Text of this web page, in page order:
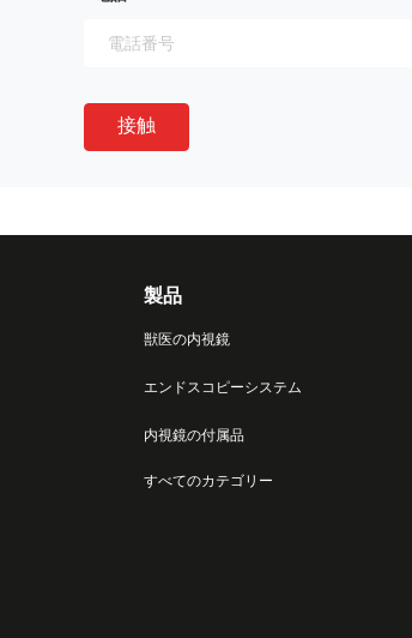
接触
製品
獣医の内視鏡
エンドスコピーシステム
内視鏡の付属品
すべてのカテゴリー